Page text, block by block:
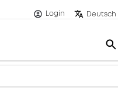
Login Deutsch